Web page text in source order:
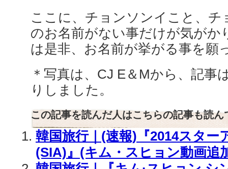
ここに、チョンソンイこと、
のお名前がない事だけが気がか
は是非、お名前が挙がる事を願
＊写真は、CJ E＆Mから、記事
りしました。
この記事を読んだ人はこちらの記事も読ん
韓国旅行｜(速報)『2014スター
(SIA)』(キム・スヒョン動画追